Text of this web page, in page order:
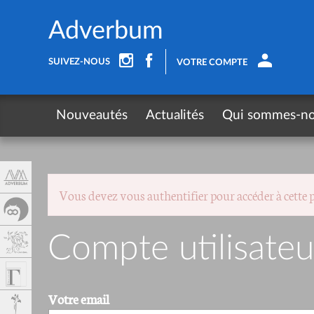
Vous devez vous authentifier pour accéder à cette
Compte
Votre email
Adverbum
SUIVEZ-NOUS VOTRE COMPTE
Nouveautés Actualités Qui sommes-